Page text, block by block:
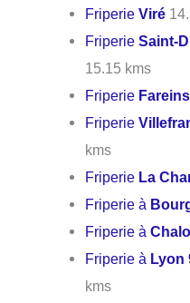
FriperieViré
FriperieSaint-
15.15 kms
Friperie Fareins
Friperie
kms
Friperie La
Friperie à
Friperie à
Friperie à Lyon
kms